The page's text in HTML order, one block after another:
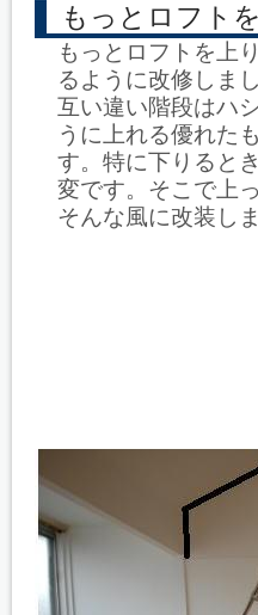
もっとロフト
もっとロフトを上
るように改修しまし
互い違い階段はハ
うに上れる優れた
す。特に下りると
変です。そこで上
そんな風に改装しま